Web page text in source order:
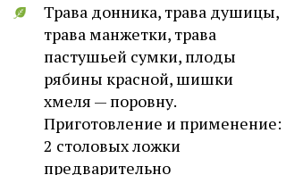
Трава донника, трава душицы,
трава манжетки, трава
пастушьей сумки, плоды
рябины красной, шишки
хмеля — поровну.
Приготовление и применение:
2 столовых ложки
предварительно